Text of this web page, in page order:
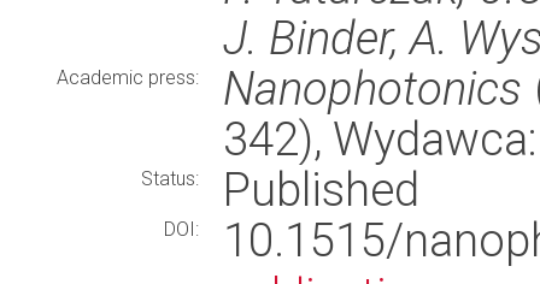
J. Binder, A.
Academic press: Nanophotonics
342),
Status: Published
DOI: 10.1515/